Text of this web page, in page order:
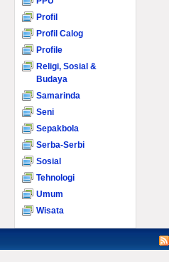
Profil
Profil Calog
Profile
Religi, Sosial &
Budaya
Samarinda
Seni
Sepakbola
Serba-Serbi
Sosial
Tehnologi
Umum
Wisata